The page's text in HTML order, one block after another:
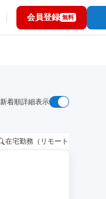
会員登録 無料
新着順詳細表示
在宅勤務（リモートワーク）OK